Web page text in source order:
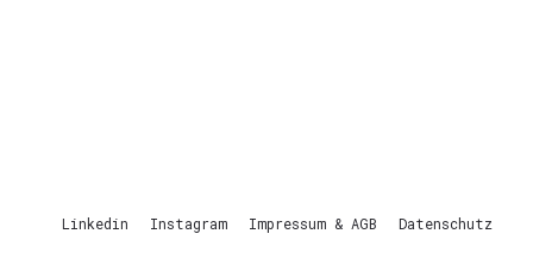
Linkedin Instagram Impressum & AGB Datenschutz